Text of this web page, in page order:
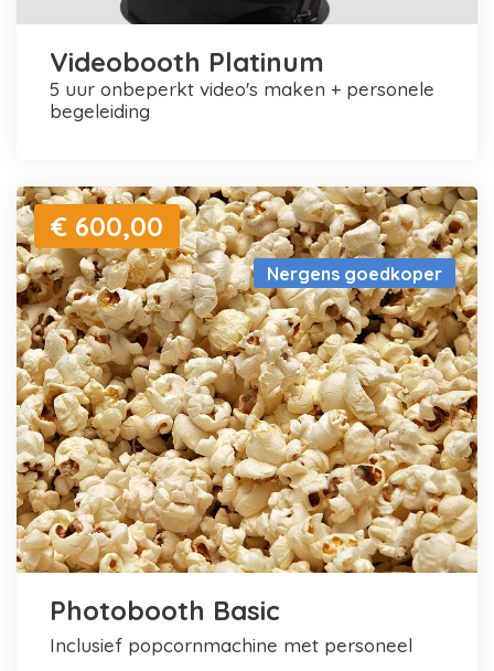
Videobooth Platinum
5 uur onbeperkt video's maken + personele
begeleiding
Nergens goedkoper
€ 600,00
Photobooth Basic
inclusief popcornmachine met personeel